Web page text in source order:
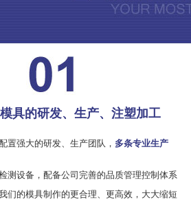
具的研发、生产、注塑加工
置强大的研发、生产团队， 多条专业生产
测设备，配备公司完善的品质管理控制体系
们的模具制作的更合理、更高效，大大缩短